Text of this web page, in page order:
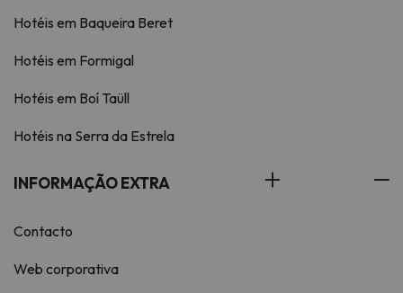
Hotéis em Baqueira Beret
Hotéis em Formigal
Hotéis em Boí Taüll
Hotéis na Serra da Estrela
INFORMAÇÃO EXTRA
Contacto
Web corporativa